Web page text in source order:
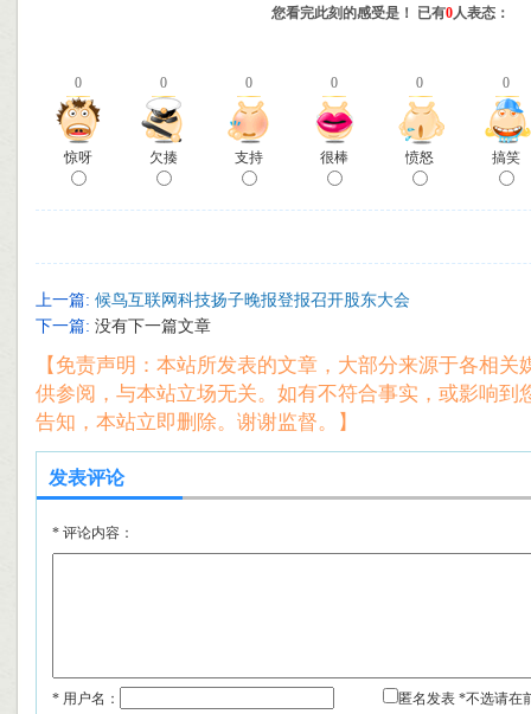
您看完此刻的感受是！ 已有0人表态：
0 0 0 0 0 0
惊呀 欠揍 支持 很棒 愤怒 搞笑
上一篇: 候鸟互联网科技扬子晚报登报召开股东大会
下一篇: 没有下一篇文章
【免责声明：本站所发表的文章，大部分来源于各相关
供参阅，与本站立场无关。如有不符合事实，或影响到
告知，本站立即删除。谢谢监督。】
发表评论
* 评论内容：
* 用户名：
匿名发表 *不选请在